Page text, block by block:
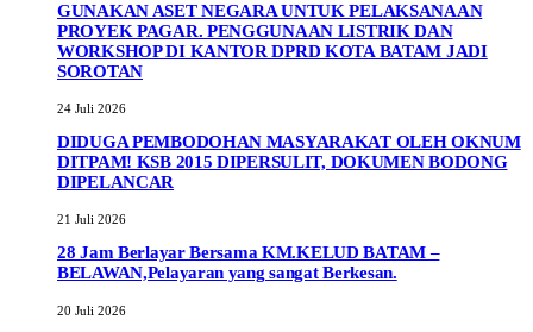
GUNAKAN ASET NEGARA UNTUK PELAKSANAAN
PROYEK PAGAR. PENGGUNAAN LISTRIK DAN
WORKSHOP DI KANTOR DPRD KOTA BATAM JADI
SOROTAN
24 Juli 2026
DIDUGA PEMBODOHAN MASYARAKAT OLEH OKNUM
DITPAM! KSB 2015 DIPERSULIT, DOKUMEN BODONG
DIPELANCAR
21 Juli 2026
28 Jam Berlayar Bersama KM.KELUD BATAM –
BELAWAN,Pelayaran yang sangat Berkesan.
20 Juli 2026